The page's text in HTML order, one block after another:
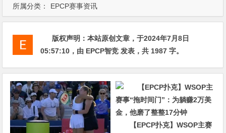
所属分类： EPCP赛事资讯
版权声明：本站原创文章，于2024年7月8日
05:57:10 ，由 EPCP智竞 发表，共 1987 字。
【EPCP扑克】WSOP主赛